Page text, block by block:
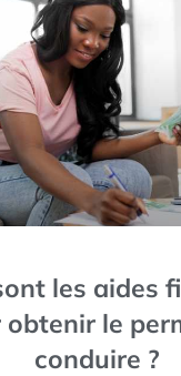
les aides
obtenir le
conduire ?